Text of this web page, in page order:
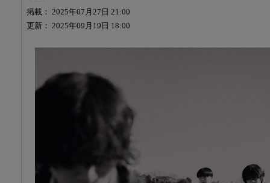
掲載： 2025年07月27日 21:00
更新： 2025年09月19日 18:00